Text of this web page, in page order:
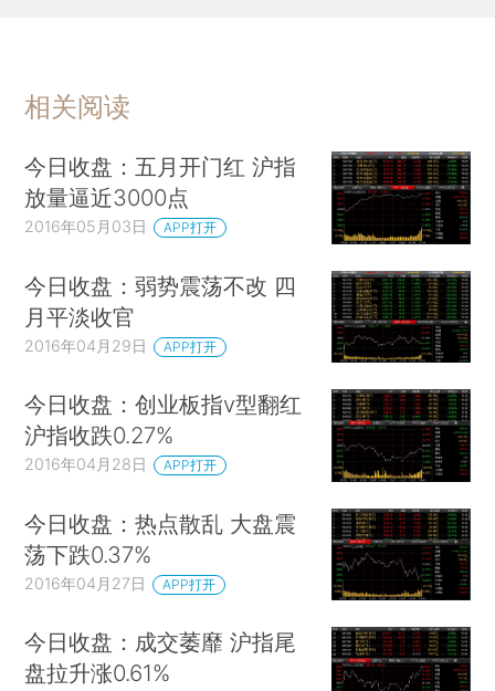
相关阅读
今日收盘：五月开门红 沪指
放量逼近3000点
2016年05月03日 APP打开
今日收盘：弱势震荡不改 四
月平淡收官
2016年04月29日 APP打开
今日收盘：创业板指v型翻红
沪指收跌0.27%
2016年04月28日 APP打开
今日收盘：热点散乱 大盘震
荡下跌0.37%
2016年04月27日 APP打开
今日收盘：成交萎靡 沪指尾
盘拉升涨0.61%